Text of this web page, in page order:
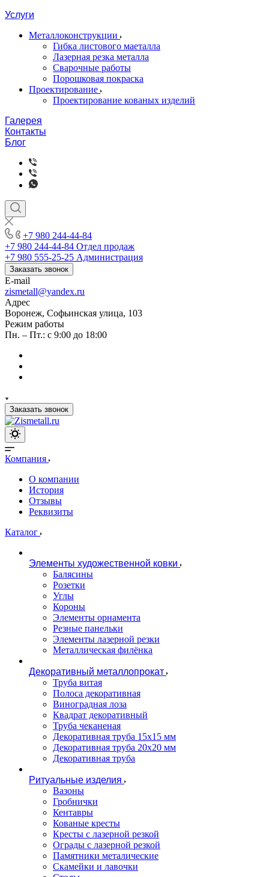
Услуги
Металлоконструкции
Гибка листового маеталла
Лазерная резка металла
Сварочные работы
Порошковая покраска
Проектирование
Проектирование кованых изделий
Галерея
Контакты
Блог
+7 980 244-44-84
+7 980 244-44-84 Отдел продаж
+7 980 555-25-25 Администрация
Заказать звонок
E-mail
zismetall@yandex.ru
Адрес
Воронеж, Софьинская улица, 103
Режим работы
Пн. – Пт.: с 9:00 до 18:00
Заказать звонок
Компания
О компании
История
Отзывы
Реквизиты
Каталог
Элементы художественной ковки
Балясины
Розетки
Углы
Короны
Элементы орнамента
Резные панельки
Элементы лазерной резки
Металлическая филёнка
Декоративный металлопрокат
Труба витая
Полоса декоративная
Виноградная лоза
Квадрат декоративный
Труба чеканеная
Декоративная труба 15х15 мм
Декоративная труба 20х20 мм
Декоративная труба
Ритуальные изделия
Вазоны
Гробнички
Кентавры
Кованые кресты
Кресты с лазерной резкой
Ограды с лазерной резкой
Памятники металические
Скамейки и лавочки